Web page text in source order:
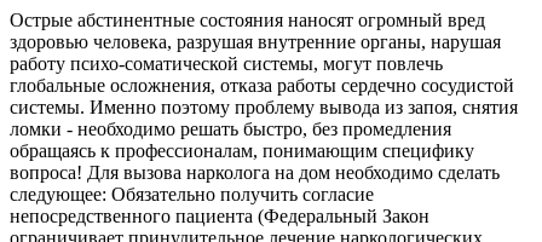
Острые абстинентные состояния наносят огромный вред
здоровью человека, разрушая внутренние органы, нарушая
работу психо-соматической системы, могут повлечь
глобальные осложнения, отказа работы сердечно сосудистой
системы. Именно поэтому проблему вывода из запоя, снятия
ломки - необходимо решать быстро, без промедления
обращаясь к профессионалам, понимающим специфику
вопроса! Для вызова нарколога на дом необходимо сделать
следующее: Обязательно получить согласие
непосредственного пациента (Федеральный Закон
ограничивает принудительное лечение наркологических